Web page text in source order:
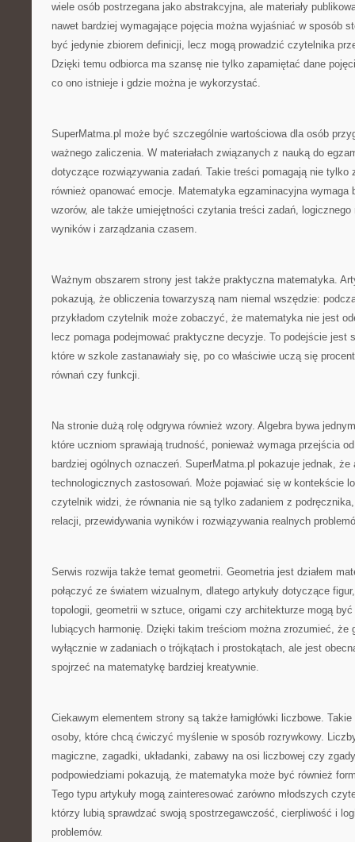
wiele osób postrzegana jako abstrakcyjna, ale materiały
nawet bardziej wymagające pojęcia można wyjaśniać w sposób
być jedynie zbiorem definicji, lecz mogą prowadzić czytelnika
Dzięki temu odbiorca ma szansę nie tylko zapamiętać dane
co ono istnieje i gdzie można je wykorzystać.
SuperMatma.pl może być szczególnie wartościowa dla osób
ważnego zaliczenia. W materiałach związanych z nauką do
dotyczące rozwiązywania zadań. Takie treści pomagają nie tylko
również opanować emocje. Matematyka egzaminacyjna wymaga
wzorów, ale także umiejętności czytania treści zadań, logicznego
wyników i zarządzania czasem.
Ważnym obszarem strony jest także praktyczna matematyka.
pokazują, że obliczenia towarzyszą nam niemal wszędzie:
przykładom czytelnik może zobaczyć, że matematyka nie jest
lecz pomaga podejmować praktyczne decyzje. To podejście jest
które w szkole zastanawiały się, po co właściwie uczą się
równań czy funkcji.
Na stronie dużą rolę odgrywa również wzory. Algebra bywa
które uczniom sprawiają trudność, ponieważ wymaga przejścia
bardziej ogólnych oznaczeń. SuperMatma.pl pokazuje jednak, że
technologicznych zastosowań. Może pojawiać się w kontekście
czytelnik widzi, że równania nie są tylko zadaniem z
relacji, przewidywania wyników i rozwiązywania realnych
Serwis rozwija także temat geometrii. Geometria jest działem
połączyć ze światem wizualnym, dlatego artykuły dotyczące
topologii, geometrii w sztuce, origami czy architekturze mogą
lubiących harmonię. Dzięki takim treściom można zrozumieć, że
wyłącznie w zadaniach o trójkątach i prostokątach, ale jest
spojrzeć na matematykę bardziej kreatywnie.
Ciekawym elementem strony są także łamigłówki liczbowe.
osoby, które chcą ćwiczyć myślenie w sposób rozrywkowy.
magiczne, zagadki, układanki, zabawy na osi liczbowej czy
podpowiedziami pokazują, że matematyka może być również
Tego typu artykuły mogą zainteresować zarówno młodszych
którzy lubią sprawdzać swoją spostrzegawczość, cierpliwość i
problemów.